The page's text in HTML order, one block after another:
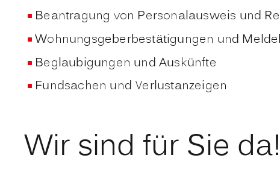
Beantragung von Personalausweis und
Wohnungsgeberbestätigungen und
Beglaubigungen und Auskünfte
Fundsachen und Verlustanzeigen
Wir sind für Sie da!